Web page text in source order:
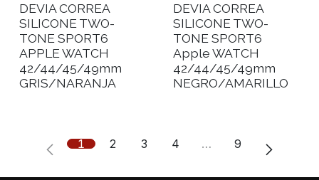
DEVIA CORREA
SILICONE TWO-
TONE SPORT6
APPLE WATCH
42/44/45/49mm
GRIS/NARANJA
DEVIA CORREA
SILICONE TWO-
TONE SPORT6
Apple WATCH
42/44/45/49mm
NEGRO/AMARILLO
1 2 3 4 … 9